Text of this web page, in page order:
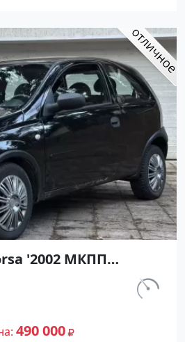
'2002 МКПП
инжектор
Хетчбэк по
объявление
Авторынок23
км.
490 000